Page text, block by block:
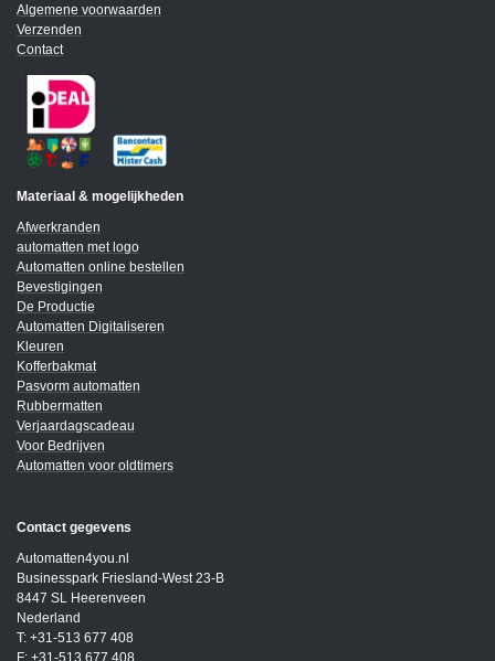
Algemene voorwaarden
Verzenden
Contact
Materiaal & mogelijkheden
Afwerkranden
automatten met logo
Automatten online bestellen
Bevestigingen
De Productie
Automatten Digitaliseren
Kleuren
Kofferbakmat
Pasvorm automatten
Rubbermatten
Verjaardagscadeau
Voor Bedrijven
Automatten voor oldtimers
Contact gegevens
Automatten4you.nl
Businesspark Friesland-West 23-B
8447 SL Heerenveen
Nederland
T: +31-513 677 408
F: +31-513 677 408